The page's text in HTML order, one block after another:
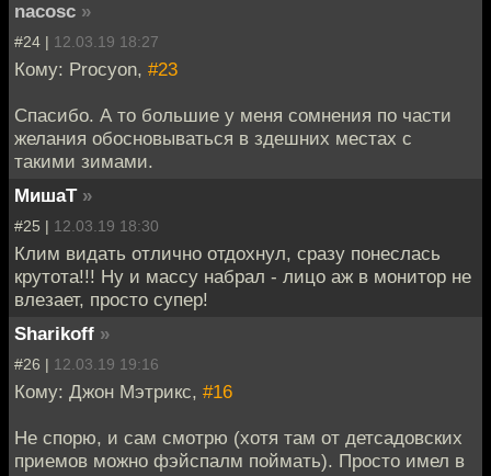
nacosc »
#24 | 12.03.19 18:27
Кому: Procyon, #23
Спасибо. А то большие у меня сомнения по части
желания обосновываться в здешних местах с
такими зимами.
МишаТ »
#25 | 12.03.19 18:30
Клим видать отлично отдохнул, сразу понеслась
крутота!!! Ну и массу набрал - лицо аж в монитор не
влезает, просто супер!
Sharikoff »
#26 | 12.03.19 19:16
Кому: Джон Мэтрикс, #16
Не спорю, и сам смотрю (хотя там от детсадовских
приемов можно фэйспалм поймать). Просто имел в